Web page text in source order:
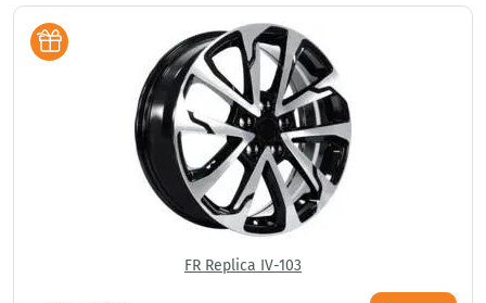
FR Replica IV-103